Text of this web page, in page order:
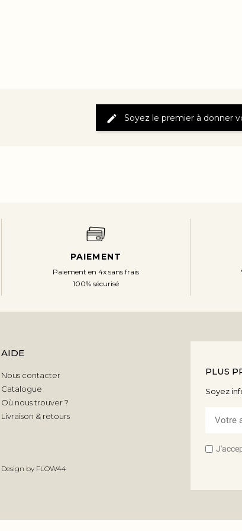
Soyez le premier à donner
PAIEMENT
Paiement en 4x sans frais
100% sécurisé
AIDE
Nous contacter
Catalogue
Où nous trouver ?
Livraison & retours
Design by FLOW44
PLUS
Soyez